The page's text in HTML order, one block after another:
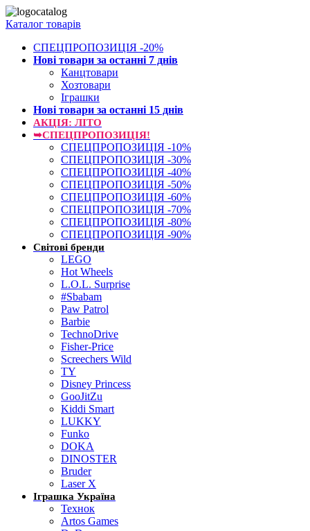
Каталог товарів
СПЕЦПРОПОЗИЦІЯ -20%
Нові товари за останнi 7 днiв
Канцтовари
Хозтовари
Іграшки
Нові товари за останнi 15 днiв
АКЦІЯ: ЛІТО
➥СПЕЦПРОПОЗИЦІЯ!
СПЕЦПРОПОЗИЦІЯ -10%
СПЕЦПРОПОЗИЦІЯ -30%
СПЕЦПРОПОЗИЦІЯ -40%
СПЕЦПРОПОЗИЦІЯ -50%
СПЕЦПРОПОЗИЦІЯ -60%
СПЕЦПРОПОЗИЦІЯ -70%
СПЕЦПРОПОЗИЦІЯ -80%
СПЕЦПРОПОЗИЦІЯ -90%
Світові бренди
LEGO
Hot Wheels
L.O.L. Surprise
#Sbabam
Paw Patrol
Barbie
TechnoDrive
Fisher-Price
Screechers Wild
TY
Disney Princess
GooJitZu
Kiddi Smart
LUKKY
Funko
DOKA
DINOSTER
Bruder
Laser X
Іграшка Україна
Технок
Artos Games